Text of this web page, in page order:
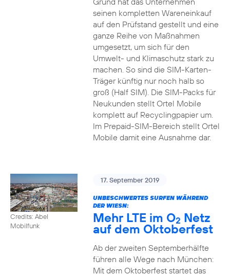
seinen kompletten Wareneinkauf
auf den Prüfstand gestellt und eine
ganze Reihe von Maßnahmen
umgesetzt, um sich für den
Umwelt- und Klimaschutz stark zu
machen. So sind die SIM-Karten-
Träger künftig nur noch halb so
groß (Half SIM). Die SIM-Packs für
Neukunden stellt Ortel Mobile
komplett auf Recyclingpapier um.
Im Prepaid-SIM-Bereich stellt Ortel
Mobile damit eine Ausnahme dar.
Credits: Abel
Mobilfunk
17. September 2019
UNBESCHWERTES SURFEN WÄHREND
DER WIESN:
Mehr LTE im O2 Netz
auf dem Oktoberfest
Ab der zweiten Septemberhälfte
führen alle Wege nach München:
Mit dem Oktoberfest startet das